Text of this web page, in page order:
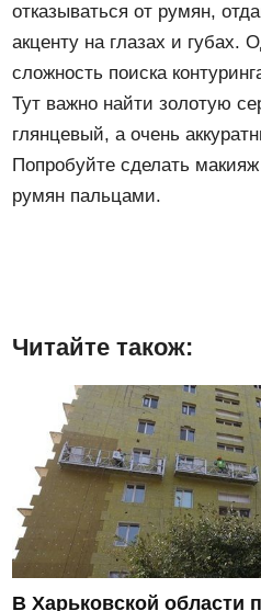
отказываться от румян,
акценту на глазах и губах.
сложность поиска
Тут важно найти золотую
глянцевый, а очень
Попробуйте сделать
румян пальцами.
Читайте також:
В Харьковской области